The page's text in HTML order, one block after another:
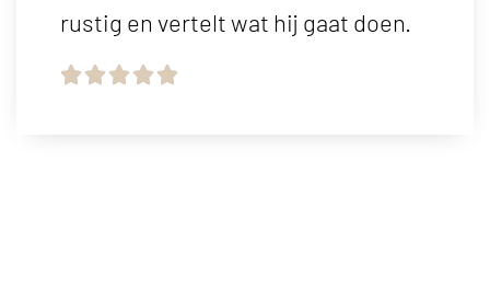
rustig en vertelt wat hij gaat doen.
    